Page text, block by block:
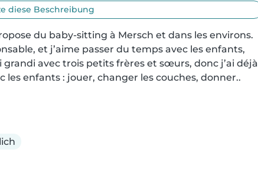
diese Beschreibung
du baby-sitting à Mersch et dans les environs.
et j’aime passer du temps avec les enfants,
grandi avec trois petits frères et sœurs, donc j’ai déjà
les enfants : jouer, changer les couches, donner..